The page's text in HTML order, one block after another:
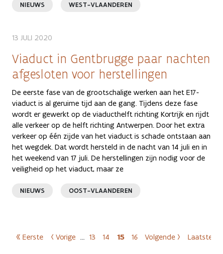
NIEUWS WEST-VLAANDEREN
13 JULI 2020
Viaduct in Gentbrugge paar nachten
afgesloten voor herstellingen
De eerste fase van de grootschalige werken aan het E17-
viaduct is al geruime tijd aan de gang. Tijdens deze fase
wordt er gewerkt op de viaducthelft richting Kortrijk en rijdt
alle verkeer op de helft richting Antwerpen. Door het extra
verkeer op één zijde van het viaduct is schade ontstaan aan
het wegdek. Dat wordt hersteld in de nacht van 14 juli en in
het weekend van 17 juli. De herstellingen zijn nodig voor de
veiligheid op het viaduct, maar ze
NIEUWS OOST-VLAANDEREN
Paginering
Eerste pagina
« Eerste
Vorige pagina
‹ Vorige … 13 14
Huidige pagina
15
Pagina
16 Volgende › Laatste »